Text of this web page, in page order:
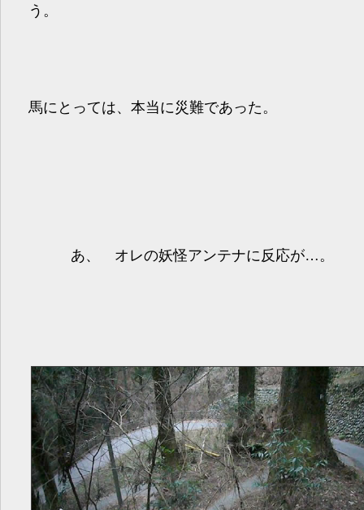
う。
馬にとっては、本当に災難であった。
あ、 オレの妖怪アンテナに反応が…。